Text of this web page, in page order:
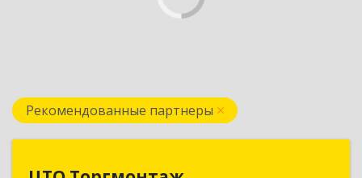
Рекомендованные партнеры